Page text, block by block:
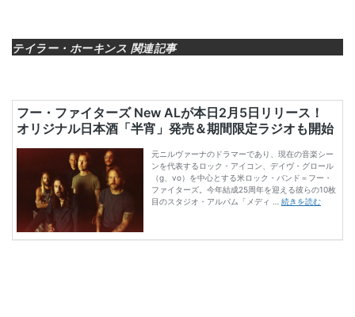
テイラー・ホーキンス 関連記事